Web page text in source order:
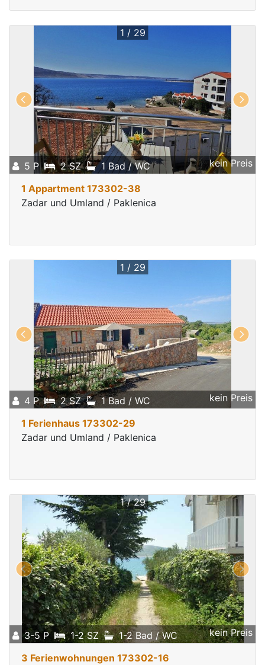
5 P 2 SZ 1 Bad / WC kein Preis
1 / 29
1 Appartment 173302-38
Zadar und Umland / Paklenica
4 P 2 SZ 1 Bad / WC kein Preis
1 / 29
1 Ferienhaus 173302-29
Zadar und Umland / Paklenica
3-5 P 1-2 SZ 1-2 Bad / WC kein Preis
1 / 29
3 Ferienwohnungen 173302-16